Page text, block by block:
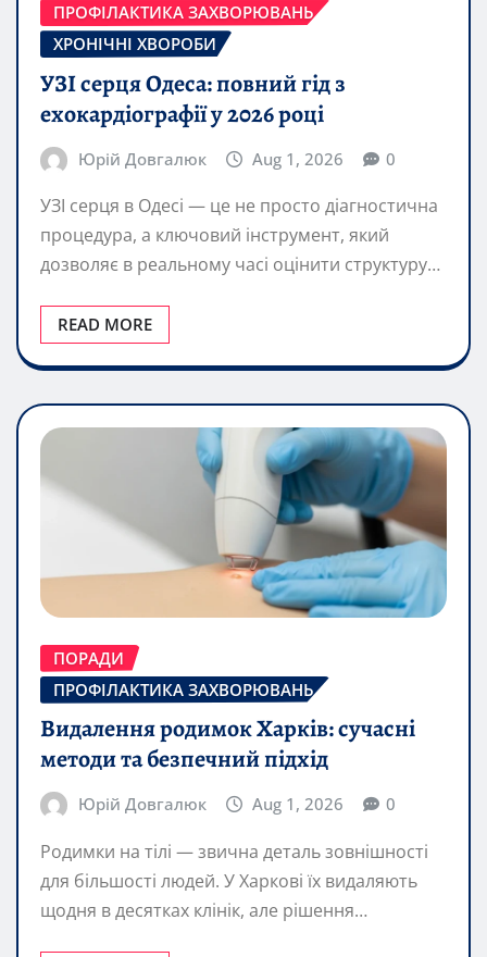
ПРОФІЛАКТИКА ЗАХВОРЮВАНЬ
ХРОНІЧНІ ХВОРОБИ
УЗІ серця Одеса: повний гід з
ехокардіографії у 2026 році
Юрій Довгалюк Aug 1, 2026 0
УЗІ серця в Одесі — це не просто діагностична
процедура, а ключовий інструмент, який
дозволяє в реальному часі оцінити структуру…
READ MORE
ПОРАДИ
ПРОФІЛАКТИКА ЗАХВОРЮВАНЬ
Видалення родимок Харків: сучасні
методи та безпечний підхід
Юрій Довгалюк Aug 1, 2026 0
Родимки на тілі — звична деталь зовнішності
для більшості людей. У Харкові їх видаляють
щодня в десятках клінік, але рішення…